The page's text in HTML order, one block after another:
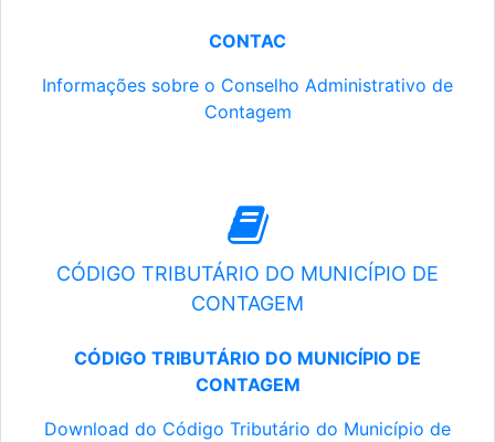
CONTAC
Informações sobre o Conselho Administrativo de
Contagem
CÓDIGO TRIBUTÁRIO DO MUNICÍPIO DE
CONTAGEM
CÓDIGO TRIBUTÁRIO DO MUNICÍPIO DE
CONTAGEM
Download do Código Tributário do Município de